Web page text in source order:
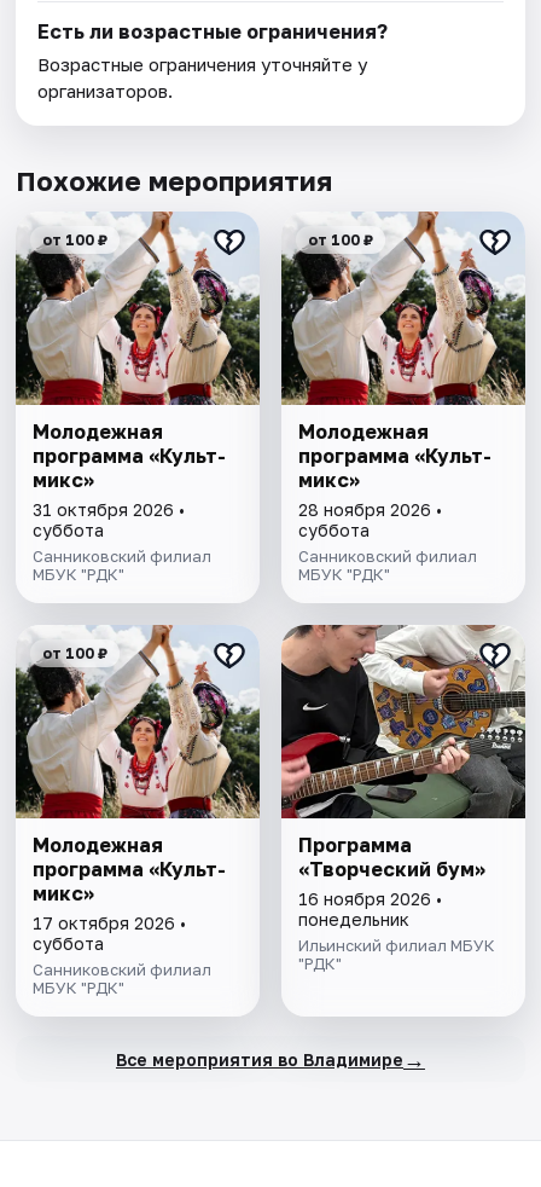
Есть ли возрастные ограничения?
Возрастные ограничения уточняйте у
организаторов.
Похожие мероприятия
от 100 ₽
Молодежная
программа «Культ-
микс»
31 октября 2026 •
суббота
Санниковский филиал
МБУК "РДК"
от 100 ₽
Молодежная
программа «Культ-
микс»
28 ноября 2026 •
суббота
Санниковский филиал
МБУК "РДК"
от 100 ₽
Молодежная
программа «Культ-
микс»
17 октября 2026 •
суббота
Санниковский филиал
МБУК "РДК"
Программа
«Творческий бум»
16 ноября 2026 •
понедельник
Ильинский филиал МБУК
"РДК"
Все мероприятия во Владимире →